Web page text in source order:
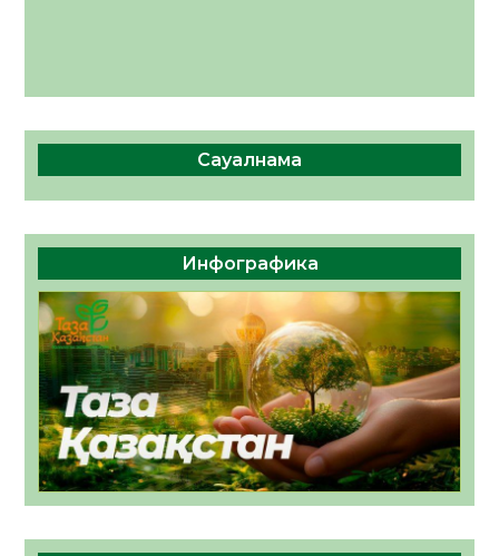
Сауалнама
Инфографика